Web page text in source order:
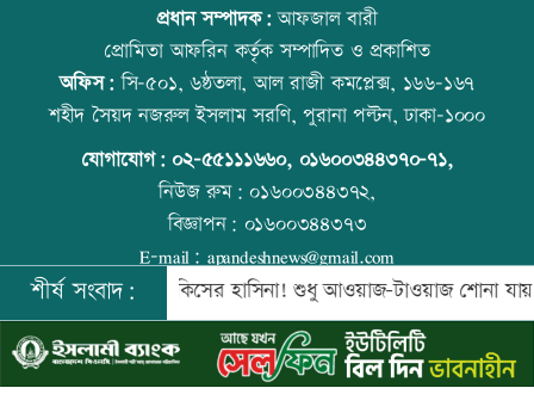
সাকিবের দেশে ফেরার সুযোগ নেই: ক্রীড়া
প্রতিমন্ত্রী
শিল্পকলায় বিনামূল্যে ৬ সিনেমা দেখা যাবে
দিল্লিতে শেখ হাসিনার বক্তব্যে ভারতের সমর্থন
উত্থান-পতনের বাজারে আজ স্বর্ণের ভরি কত
আজ স্বর্ণ-রুপা যে দামে বিক্রি হচ্ছে
বিশ্ব মাতৃদুগ্ধ দিবস আজ
প্রধান সম্পাদক:আফজাল বারী
প্রোমিতা আফরিন কর্তৃক সম্পাদিত ও প্রকাশিত
অফিস:সি-৫০১, ৬ষ্ঠতলা, আল রাজী কমপ্লেক্স, ১৬৬-১৬৭
শহীদ সৈয়দ নজরুল ইসলাম সরণি, পুরানা পল্টন, ঢাকা-১০০০
যোগাযোগ: ০২-৫৫১১১৬৬০, ০১৬০০৩৪৪৩৭০-৭১,
নিউজ রুম:০১৬০০৩৪৪৩৭২,
বিজ্ঞাপন: ০১৬০০৩৪৪৩৭৩
E-mail: apandeshnews@gmail.com
©২০২৬ |আপন দেশ ডটকমকর্তৃক সর্বসত্ব ® সংরক্ষিত | উন্নয়নে
ইমিথমেকারস.কম
শীর্ষ সংবাদ:
সরকার কিসের হাসিনা! শুধু আওয়াজ-টাওয়াজ শোনা যায়: